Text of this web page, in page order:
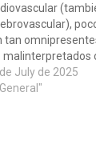
tan
malinterpretados
A menudo
sin
July de 2025